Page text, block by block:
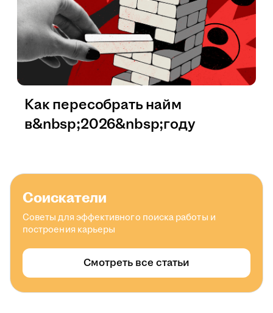
Как пересобрать найм
в&nbsp;2026&nbsp;году
Соискатели
Советы для эффективного поиска работы и
построения карьеры
Смотреть все статьи